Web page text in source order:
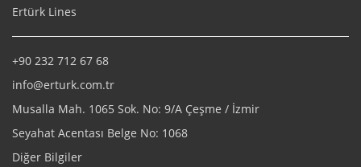
Ertürk Lines
+90 232 712 67 68
info@erturk.com.tr
Musalla Mah. 1065 Sok. No: 9/A Çeşme / İzmir
Seyahat Acentası Belge No: 1068
Diğer Bilgiler